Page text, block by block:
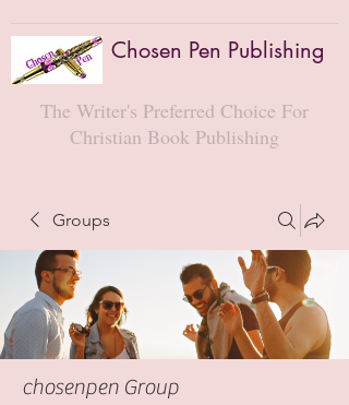
Chosen Pen Publishing
The Writer's Preferred Choice For
Christian Book Publishing
Groups
chosenpen Group